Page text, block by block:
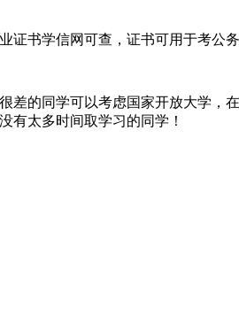
证书学信网可查，证书可用于考公
的同学可以考虑国家开放大学
有太多时间取学习的同学！